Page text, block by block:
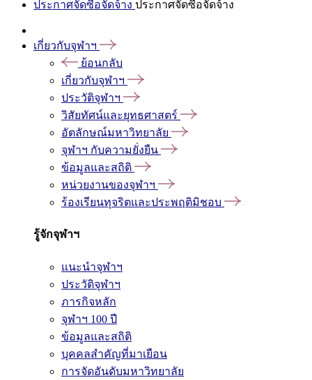
ประกาศจัดซื้อจัดจ้าง ประกาศจัดซื้อจัดจ้าง
เกี่ยวกับจุฬาฯ
ย้อนกลับ
เกี่ยวกับจุฬาฯ
ประวัติจุฬาฯ
วิสัยทัศน์และยุทธศาสตร์
อัตลักษณ์มหาวิทยาลัย
จุฬาฯ กับความยั่งยืน
ข้อมูลและสถิติ
หน่วยงานของจุฬาฯ
ร้องเรียนทุจริตและประพฤติมิชอบ
รู้จักจุฬาฯ
แนะนำจุฬาฯ
ประวัติจุฬาฯ
ภารกิจหลัก
จุฬาฯ 100 ปี
ข้อมูลและสถิติ
บุคคลสำคัญที่มาเยือน
การจัดอันดับมหาวิทยาลัย